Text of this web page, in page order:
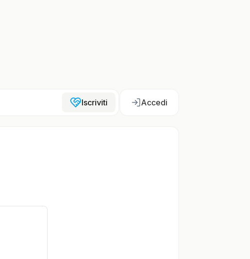
Iscriviti Accedi